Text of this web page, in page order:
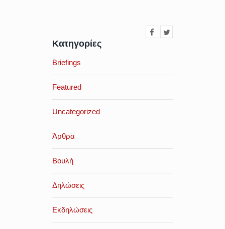
Κατηγορίες
Briefings
Featured
Uncategorized
Άρθρα
Βουλή
Δηλώσεις
Εκδηλώσεις